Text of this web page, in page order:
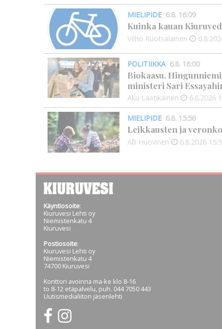
MIELIPIDE 6.8. 16:09
Kuinka kauan
Vilho Ruotsalainen
POLITIIKKA 6.8. 16:00
Biokaasu,
ministeri Sari
Aku Laatikainen 6.8.2026
MIELIPIDE 6.8. 15:56
Leikkausten ja
Alli Huovinen 6.8.2026
Käyntiosoite:
Kiuruvesi Lehti oy
Niemistenkatu 4
Kiuruvesi
Postiosoite:
Kiuruvesi Lehti oy
Niemistenkatu 4
74700 Kiuruvesi
Konttori avoinna ma-ke klo 8-16
to 8-12 etäpalvelu, puh. 044 7050 443
Uutismedialiiton jäsenlehti